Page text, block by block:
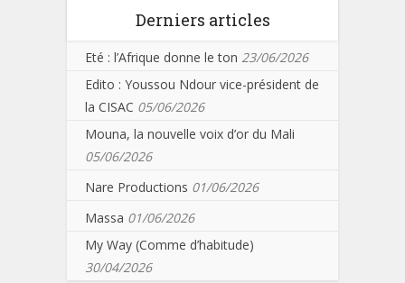
Derniers articles
Eté : l’Afrique donne le ton 23/06/2026
Edito : Youssou Ndour vice-président de
la CISAC 05/06/2026
Mouna, la nouvelle voix d’or du Mali
05/06/2026
Nare Productions 01/06/2026
Massa 01/06/2026
My Way (Comme d’habitude)
30/04/2026